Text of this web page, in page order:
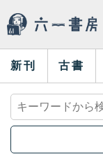
新刊 古書